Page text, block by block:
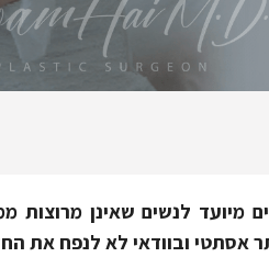
מיועד לנשים שאינן מרוצות
אסתטי ובוודאי לא לנפח את